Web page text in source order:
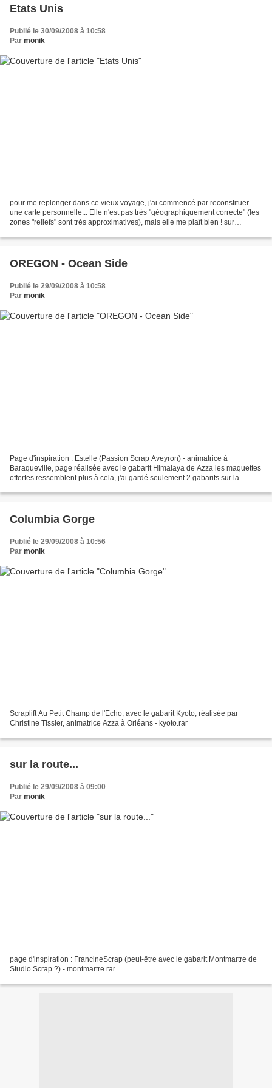
Etats Unis
Publié le 30/09/2008 à 10:58
Par monik
pour me replonger dans ce vieux voyage, j'ai commencé par reconstituer
une carte personnelle... Elle n'est pas très "géographiquement correcte" (les
zones "reliefs" sont très approximatives), mais elle me plaît bien ! sur
OREGON - Ocean Side
Publié le 29/09/2008 à 10:58
Par monik
Page d'inspiration : Estelle (Passion Scrap Aveyron) - animatrice à
Baraqueville, page réalisée avec le gabarit Himalaya de Azza les maquettes
offertes ressemblent plus à cela, j'ai gardé seulement 2 gabarits sur la
Columbia Gorge
Publié le 29/09/2008 à 10:56
Par monik
Scraplift Au Petit Champ de l'Echo, avec le gabarit Kyoto, réalisée par
Christine Tissier, animatrice Azza à Orléans - kyoto.rar
sur la route...
Publié le 29/09/2008 à 09:00
Par monik
page d'inspiration : FrancineScrap (peut-être avec le gabarit Montmartre de
Studio Scrap ?) - montmartre.rar